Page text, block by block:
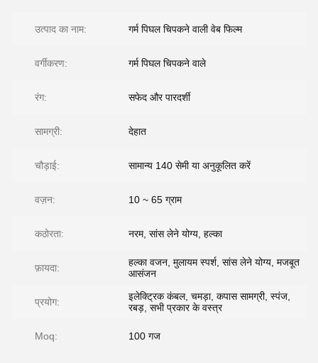
उत्पाद का नाम: गर्म पिघल चिपकने वाली वेब फिल्म
वर्गीकरण: गर्म पिघल चिपकने वाले
रंग: सफेद और पारदर्शी
सामग्री: देहात
चौड़ाई: सामान्य 140 सेमी या अनुकूलित करें
वज़न: 10 ~ 65 ग्राम
कठोरता: नरम, सांस लेने योग्य, हल्का
फ़ायदा:
हल्का वजन, मुलायम स्पर्श, सांस लेने योग्य, मजबूत
आसंजन
प्रयोग:
इलेक्ट्रिक कंबल, चमड़ा, कपास सामग्री, स्पंज,
रबड़, सभी प्रकार के वस्त्र
Moq: 100 गज